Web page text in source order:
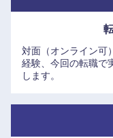
対面（オンライン可
経験、今回の転職で
します。